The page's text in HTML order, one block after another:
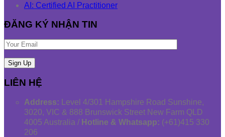
AI: Certified AI Practitioner
ĐĂNG KÝ NHẬN TIN
LIÊN HỆ
Address: Level 4/301 Hampshire Road Sunshine,
3020, VIC & 888 Brunswick Street New Farm QLD
4005 Australia / Hotline & Whatsapp: (+61)415 330
206